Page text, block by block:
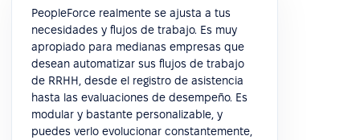
PeopleForce realmente se ajusta a tus
necesidades y flujos de trabajo. Es muy
apropiado para medianas empresas que
desean automatizar sus flujos de trabajo
de RRHH, desde el registro de asistencia
hasta las evaluaciones de desempeño. Es
modular y bastante personalizable, y
puedes verlo evolucionar constantemente,